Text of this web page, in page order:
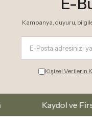
E-
Kampanya, duyuru,
Kişisel Verilerin
Kaydol ve Firsatlari